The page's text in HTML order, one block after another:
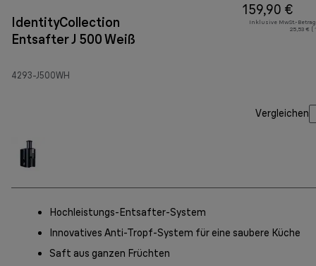
IdentityCollection
Entsafter J 500 Weiß
4293-J500WH
159,90 €
Inklusive MwSt.-
25,53 € (
Vergleichen
Hochleistungs-Entsafter-System
Innovatives Anti-Tropf-System für eine saubere Küche
Saft aus ganzen Früchten